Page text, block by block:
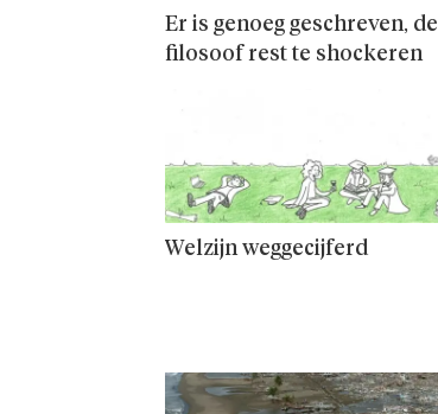
Er is genoeg geschreven, de
filosoof rest te shockeren
Welzijn weggecijferd